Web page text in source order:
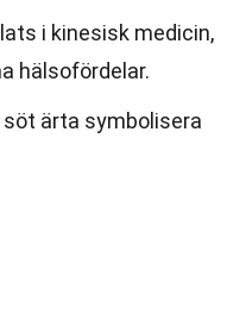
i kinesisk medicin,
hälsofördelar.
ärta symbolisera